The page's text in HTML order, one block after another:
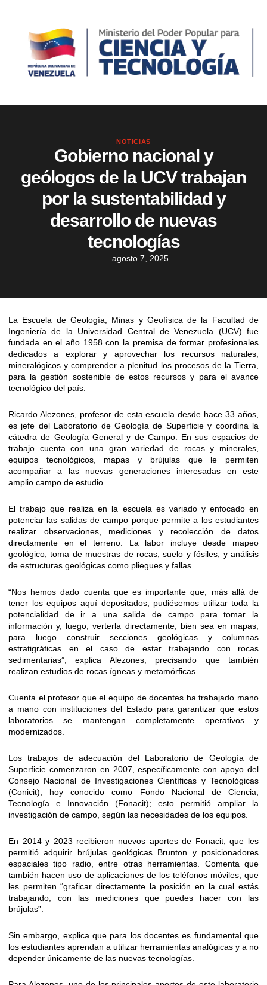
NOTICIAS
Gobierno nacional y
geólogos de la UCV trabajan
por la sustentabilidad y
desarrollo de nuevas
tecnologías
agosto 7, 2025
La Escuela de Geología, Minas y Geofísica de la Facultad de
Ingeniería de la Universidad Central de Venezuela (UCV) fue
fundada en el año 1958 con la premisa de formar profesionales
dedicados a explorar y aprovechar los recursos naturales,
mineralógicos y comprender a plenitud los procesos de la Tierra,
para la gestión sostenible de estos recursos y para el avance
tecnológico del país.
Ricardo Alezones, profesor de esta escuela desde hace 33 años,
es jefe del Laboratorio de Geología de Superficie y coordina la
cátedra de Geología General y de Campo. En sus espacios de
trabajo cuenta con una gran variedad de rocas y minerales,
equipos tecnológicos, mapas y brújulas que le permiten
acompañar a las nuevas generaciones interesadas en este
amplio campo de estudio.
El trabajo que realiza en la escuela es variado y enfocado en
potenciar las salidas de campo porque permite a los estudiantes
realizar observaciones, mediciones y recolección de datos
directamente en el terreno. La labor incluye desde mapeo
geológico, toma de muestras de rocas, suelo y fósiles, y análisis
de estructuras geológicas como pliegues y fallas.
“Nos hemos dado cuenta que es importante que, más allá de
tener los equipos aquí depositados, pudiésemos utilizar toda la
potencialidad de ir a una salida de campo para tomar la
información y, luego, verterla directamente, bien sea en mapas,
para luego construir secciones geológicas y columnas
estratigráficas en el caso de estar trabajando con rocas
sedimentarias”, explica Alezones, precisando que también
realizan estudios de rocas ígneas y metamórficas.
Cuenta el profesor que el equipo de docentes ha trabajado mano
a mano con instituciones del Estado para garantizar que estos
laboratorios se mantengan completamente operativos y
modernizados.
Los trabajos de adecuación del Laboratorio de Geología de
Superficie comenzaron en 2007, específicamente con apoyo del
Consejo Nacional de Investigaciones Científicas y Tecnológicas
(Conicit), hoy conocido como Fondo Nacional de Ciencia,
Tecnología e Innovación (Fonacit); esto permitió ampliar la
investigación de campo, según las necesidades de los equipos.
En 2014 y 2023 recibieron nuevos aportes de Fonacit, que les
permitió adquirir brújulas geológicas Brunton y posicionadores
espaciales tipo radio, entre otras herramientas. Comenta que
también hacen uso de aplicaciones de los teléfonos móviles, que
les permiten “graficar directamente la posición en la cual estás
trabajando, con las mediciones que puedes hacer con las
brújulas”.
Sin embargo, explica que para los docentes es fundamental que
los estudiantes aprendan a utilizar herramientas analógicas y a no
depender únicamente de las nuevas tecnologías.